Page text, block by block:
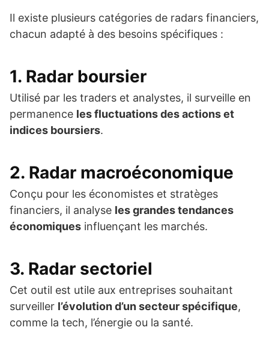
Il existe plusieurs catégories de radars financiers,
chacun adapté à des besoins spécifiques :
1. Radar boursier
Utilisé par les traders et analystes, il surveille en
permanence les fluctuations des actions et
indices boursiers.
2. Radar macroéconomique
Conçu pour les économistes et stratèges
financiers, il analyse les grandes tendances
économiques influençant les marchés.
3. Radar sectoriel
Cet outil est utile aux entreprises souhaitant
surveiller l’évolution d’un secteur spécifique,
comme la tech, l’énergie ou la santé.